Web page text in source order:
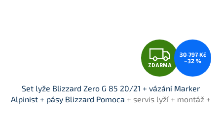
Z
D
A
ZDARMA
30 797 Kč
–32 %
Set lyže Blizzard Zero G 85 20/21 + vázání Marker
Alpinist + pásy Blizzard Pomoca + servis lyží + montáž +